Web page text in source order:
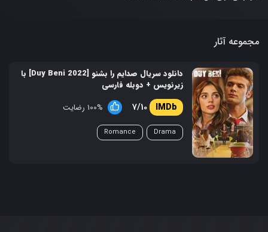
مجموعه آثار
دانلود سریال صدایم را بشنو [Duy Beni 2022] با
زیرنویس + دوبله فارسی
7/10 100% رضایت
Drama
Romance